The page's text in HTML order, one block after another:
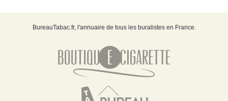
BureauTabac.fr, l'annuaire de tous les buralistes en France.